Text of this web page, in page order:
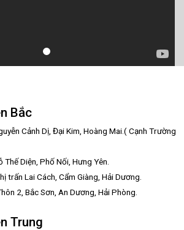
Bắc
Cảnh Dị, Đại Kim, Hoàng Mai.( Cạnh Trường
Diện, Phố Nối, Hưng Yên.
trấn Lai Cách, Cẩm Giàng, Hải Dương.
2, Bắc Sơn, An Dương, Hải Phòng.
Trung